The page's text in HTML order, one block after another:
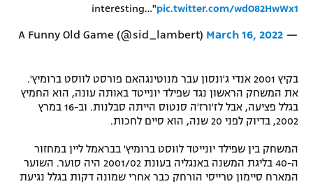
interesting…"pic.twitter.com/wdO82HwWx1
— A Funny Old Game (@sid_lambert)
March 16, 2022
בקיץ 2001 אנדי ג'ונסון עבר מנוטינגהאם פורסט לווסט ברומיץ'.
את המשחק הראשון נגד שפילד יונייטד באותה עונה, הוא החמיץ
בגלל פציעה, אבל לז'ורז'ה סנטוס הייתה סבלנות. וב-16 במרץ
2002, בדיוק לפני 20 שנה, הוא סיים לחכות.
המשחק בין שפילד יונייטד לווסט ברומיץ' בבראמל ליין במחזור
ה-40 בליגת המשנה באנגליה בעונת 2001/02 היה סוער. השוער
המארח סיימון טרייסי הורחק כבר אחרי שמונה דקות בגלל נגיעת